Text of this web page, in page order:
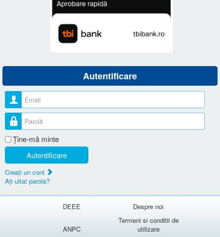
Autentificare
Nume utilizator
Parolă
Ţine-mă minte
Autentificare
Creaţi un cont
Aţi uitat parola?
DEEE Despre noi
ANPC
Termeni si conditii de
utilizare